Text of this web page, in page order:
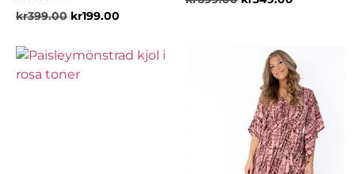
Betygsatt
3.00
kr399.00 kr199.00